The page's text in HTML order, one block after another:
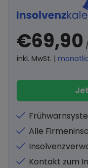
€69,90
inkl. MwSt. |
Alle
Kontakt zum